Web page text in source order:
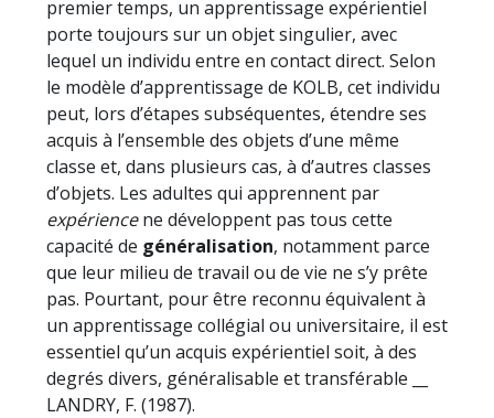
premier temps, un apprentissage expérientiel
porte toujours sur un objet singulier, avec
lequel un individu entre en contact direct. Selon
le modèle d’apprentissage de KOLB, cet individu
peut, lors d’étapes subséquentes, étendre ses
acquis à l’ensemble des objets d’une même
classe et, dans plusieurs cas, à d’autres classes
d’objets. Les adultes qui apprennent par
expériencene développent pas tous cette
capacité de généralisation, notamment parce
que leur milieu de travail ou de vie ne s’y prête
pas. Pourtant, pour être reconnu équivalent à
un apprentissage collégial ou universitaire, il est
essentiel qu’un acquis expérientiel soit, à des
degrés divers, généralisable et transférable __
LANDRY, F. (1987).